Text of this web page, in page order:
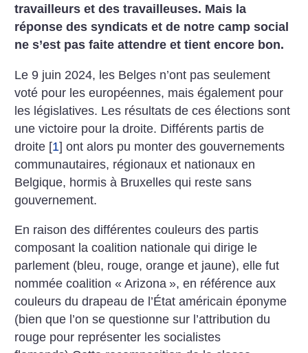
travailleurs et des travailleuses. Mais la
réponse des syndicats et de notre camp social
ne s’est pas faite attendre et tient encore bon.
Le 9 juin 2024, les Belges n’ont pas seulement
voté pour les européennes, mais également pour
les législatives. Les résultats de ces élections sont
une victoire pour la droite. Différents partis de
droite [1] ont alors pu monter des gouvernements
communautaires, régionaux et nationaux en
Belgique, hormis à Bruxelles qui reste sans
gouvernement.
En raison des différentes couleurs des partis
composant la coalition nationale qui dirige le
parlement (bleu, rouge, orange et jaune), elle fut
nommée coalition « Arizona », en référence aux
couleurs du drapeau de l’État américain éponyme
(bien que l’on se questionne sur l’attribution du
rouge pour représenter les socialistes